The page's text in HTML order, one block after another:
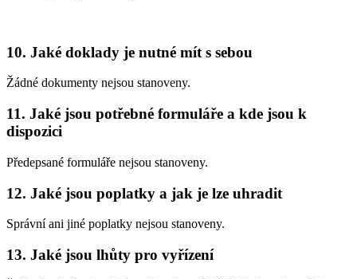
10. Jaké doklady je nutné mít s sebou
Žádné dokumenty nejsou stanoveny.
11. Jaké jsou potřebné formuláře a kde jsou k
dispozici
Předepsané formuláře nejsou stanoveny.
12. Jaké jsou poplatky a jak je lze uhradit
Správní ani jiné poplatky nejsou stanoveny.
13. Jaké jsou lhůty pro vyřízení